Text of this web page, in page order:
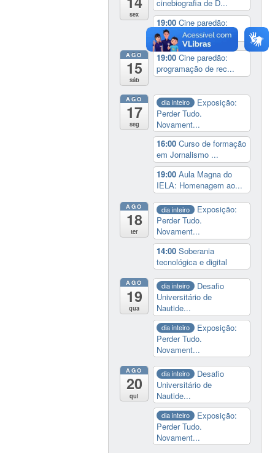
sex
cinebiografia de D...
19:00Cine paredão:
programação de rec...
AGO
15
sáb
19:00Cine paredão:
programação de rec...
AGO
17
seg
dia inteiro
Exposição:
Perder Tudo.
Novament...
16:00Curso de formação
em Jornalismo ...
19:00Aula Magna do
IELA: Homenagem ao...
AGO
18
ter
dia inteiro
Exposição:
Perder Tudo.
Novament...
14:00Soberania
tecnológica e digital
AGO
19
qua
dia inteiro
Desafio
Universitário de
Nautide...
dia inteiro
Exposição:
Perder Tudo.
Novament...
AGO
20
qui
dia inteiro
Desafio
Universitário de
Nautide...
dia inteiro
Exposição:
Perder Tudo.
Novament...